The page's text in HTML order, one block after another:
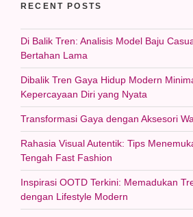
RECENT POSTS
Di Balik Tren: Analisis Model Baju
Bertahan Lama
Dibalik Tren Gaya Hidup Modern
Kepercayaan Diri yang Nyata
Transformasi Gaya dengan Aksesori
Rahasia Visual Autentik: Tips
Tengah Fast Fashion
Inspirasi OOTD Terkini: Memadukan
dengan Lifestyle Modern